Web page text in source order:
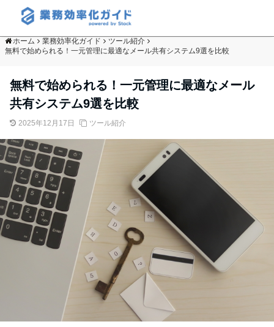
ホーム 業務効率化ガイド
ツール紹介
無料で始められる！一元管理に最適なメール共有システム9選を比較
無料で始められる！一元管理に最適なメール
共有システム9選を比較
2025年12月17日 ツール紹介